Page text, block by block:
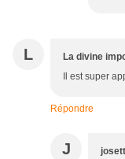
L La divine
Il est super
Répondre
J